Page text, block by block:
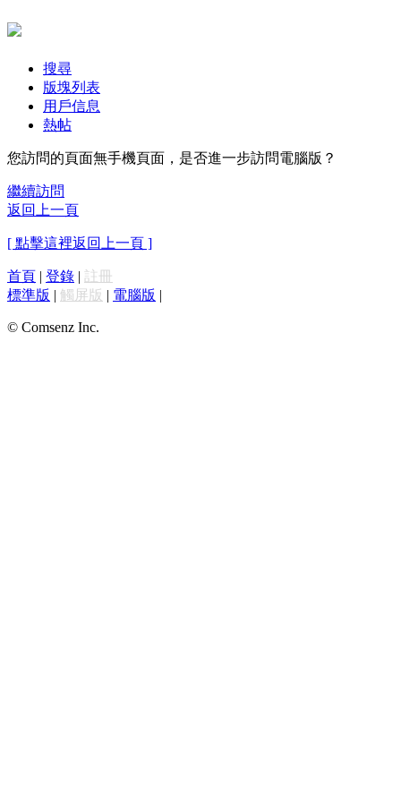
搜尋
版塊列表
用戶信息
熱帖
您訪問的頁面無手機頁面，是否進一步訪問電腦版？
繼續訪問
返回上一頁
[ 點擊這裡返回上一頁 ]
首頁 | 登錄 | 註冊
標準版 | 觸屏版 | 電腦版 |
© Comsenz Inc.